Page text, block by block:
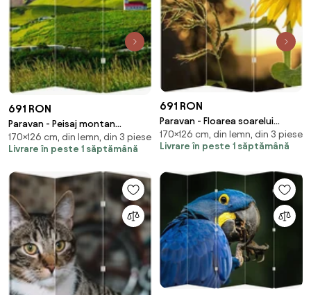
691 RON
Paravan - Peisaj montan
(126x170 cm)
170×126 cm, din lemn, din 3 piese
Livrare în peste 1 săptămână
691 RON
Paravan - Floarea soarelui
(126x170 cm)
170×126 cm, din lemn, din 3 piese
Livrare în peste 1 săptămână